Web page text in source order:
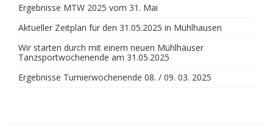
Ergebnisse MTW 2025 vom 31. Mai
Aktueller Zeitplan für den 31.05.2025 in Mühlhausen
Wir starten durch mit einem neuen Mühlhäuser
Tanzsportwochenende am 31.05.2025
Ergebnisse Turnierwochenende 08. / 09. 03. 2025